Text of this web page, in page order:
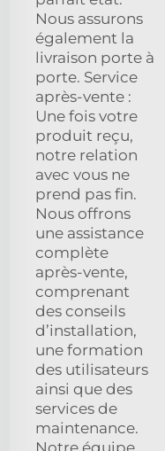
Nous assurons
également la
livraison porte à
porte. Service
après-vente :
Une fois votre
produit reçu,
notre relation
avec vous ne
prend pas fin.
Nous offrons
une assistance
complète
après-vente,
comprenant
des conseils
d’installation,
une formation
des utilisateurs
ainsi que des
services de
maintenance.
Notre équipe